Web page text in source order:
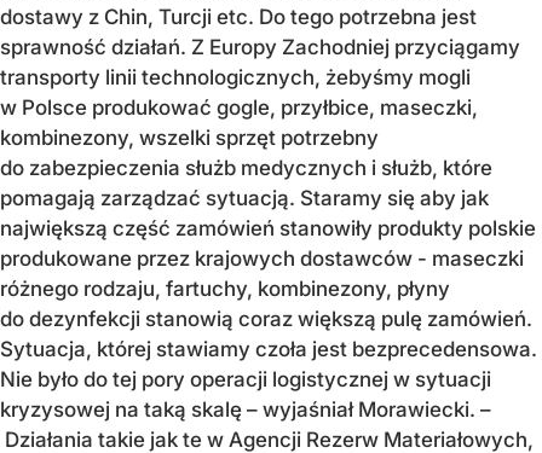
dostawy z Chin, Turcji etc. Do tego potrzebna jest
sprawność działań. Z Europy Zachodniej przyciągamy
transporty linii technologicznych, żebyśmy mogli
w Polsce produkować gogle, przyłbice, maseczki,
kombinezony, wszelki sprzęt potrzebny
do zabezpieczenia służb medycznych i służb, które
pomagają zarządzać sytuacją. Staramy się aby jak
największą część zamówień stanowiły produkty polskie
produkowane przez krajowych dostawców - maseczki
różnego rodzaju, fartuchy, kombinezony, płyny
do dezynfekcji stanowią coraz większą pulę zamówień.
Sytuacja, której stawiamy czoła jest bezprecedensowa.
Nie było do tej pory operacji logistycznej w sytuacji
kryzysowej na taką skalę – wyjaśniał Morawiecki. –
Działania takie jak te w Agencji Rezerw Materiałowych,